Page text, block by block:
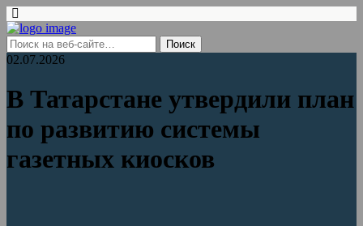
02.07.2026
В Татарстане утвердили план
по развитию системы
газетных киосков